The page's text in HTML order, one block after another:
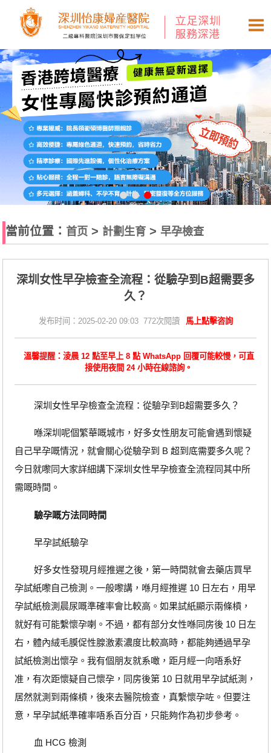
當前位置： 首页 > 計劃生育 >早孕檢查
深圳女性早孕檢查全流程：從驗孕到B超需要多
久？
发布时间：2025-02-20 09:03 772次閱讀 馬上點擊咨詢
溫馨提醒：淩晨 12 點至早上 8 點 WhatsApp 回覆可能較慢，可直
接使用夜間 24 小時在線諮詢。
深圳女性早孕檢查全流程：從驗孕到B超需要多久？
喺深圳呢個繁華嘅城市，好多女性朋友可能會遇到懷疑
自己早孕嘅情況，就會關心從驗孕到 B 超到底需要多久呢？
今日就嚟同大家詳細講下深圳女性早孕檢查全流程同其中所
需嘅時間。
驗孕嘅方法同時間
早孕試紙驗孕
好多女性發現月經推遲之後，第一時間就會去藥店買早
孕試紙嚟自己檢測。一般嚟講，喺月經推遲 10 日左右，用早
孕試紙檢測晨尿嘅準確率會比較高。如果試紙顯示兩條槓，
就好有可能繫懷孕喇。不過，都有部分女性喺同房後 10 日左
右，體內絨毛膜促性腺激素濃度比較高時，都能夠通過早孕
試紙檢測出懷孕。我有個朋友就系噉，距月經一向唔系好
准，有次距懷疑自己懷孕，同房後第 10 日就用早孕試紙測，
居然就測到兩條槓，後來去醫院檢查，真繫懷孕咗。但要注
意，早孕試紙準確率唔系百分百，只能夠作為初步參考。
血 HCG 檢測